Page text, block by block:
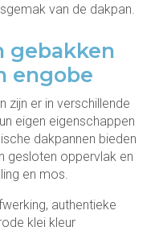
van de dakpan.
gebakken
engobe
zijn er in verschillende
eigen eigenschappen
dakpannen bieden
gesloten oppervlak en
en mos.
authentieke
klei kleur